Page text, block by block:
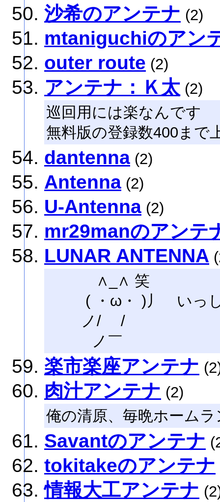
沙希のアンテナ (2)
mtaniguchiのアン
outer route (2)
アンテナ：Ｋ太 (2)
巡回用には楽なんです
無料版の登録数400まで
dantenna (2)
Antenna (2)
U-Antenna (2)
mr29manのアンテ
LUNAR ANTENNA
∧_∧ 笑
( ・ω・ )丿 いっし
ノ/ /
ノ￣ゝ
楽市楽座アンテナ
肉汁アンテナ (2)
俺の清原、毎晩ホームラ
Savantのアンテナ
tokitakeのアンテナ
情報大工アンテナ